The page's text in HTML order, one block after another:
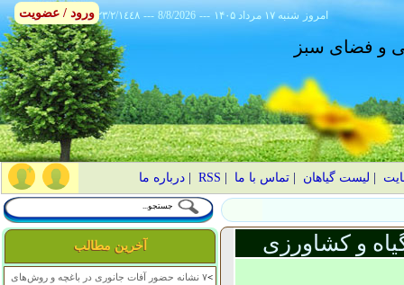
٢٣/٢/١٤٤٨ --- 8/8/2026 --- ۱۴۰۵ شنبه ۱۷ مرداد امروز
و فضای سبز
لیست گیاهان |تماس با ما RSS
|درباره ما
آخرین مطالب
>
۷ نشانه حضور آفات جانوری در باغچه و روش‌های
و کشاورزی
ورود / عضویت